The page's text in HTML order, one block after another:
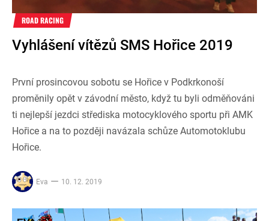
ROAD RACING
Vyhlášení vítězů SMS Hořice 2019
První prosincovou sobotu se Hořice v Podkrkonoší
proměnily opět v závodní město, když tu byli odměňováni
ti nejlepší jezdci střediska motocyklového sportu při AMK
Hořice a na to později navázala schůze Automotoklubu
Hořice.
Eva 10. 12. 2019